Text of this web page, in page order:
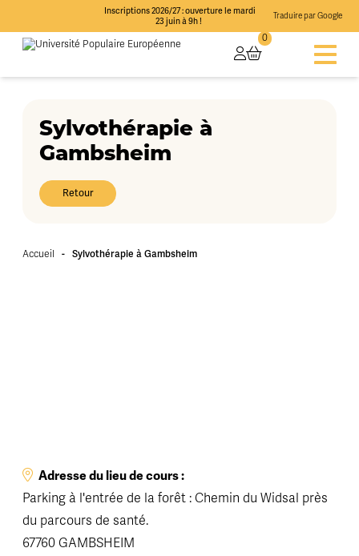
Inscriptions 2026/27 : ouverture le mardi
23 juin à 9h !
Traduire par Google
0
Sylvothérapie à
Gambsheim
Retour
Accueil - Sylvothérapie à Gambsheim
Adresse du lieu de cours :
Parking à l'entrée de la forêt : Chemin du Widsal près
du parcours de santé.
67760 GAMBSHEIM